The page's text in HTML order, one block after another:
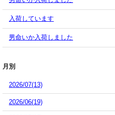
入荷しています
男命いか入荷しました
月別
2026/07(13)
2026/06(19)